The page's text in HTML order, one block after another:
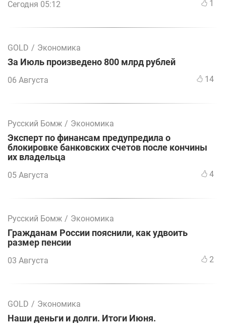
Сегодня 05:12 1
GOLD / Экономика
За Июль произведено 800 млрд рублей
06 Августа 14
Русский Бомж / Экономика
Эксперт по финансам предупредила о
блокировке банковских счетов после кончины
их владельца
05 Августа 4
Русский Бомж / Экономика
Гражданам России пояснили, как удвоить
размер пенсии
03 Августа 2
GOLD / Экономика
Наши деньги и долги. Итоги Июня.